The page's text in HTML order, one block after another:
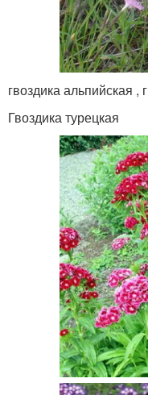
гвоздика альпийская
Гвоздика турецкая